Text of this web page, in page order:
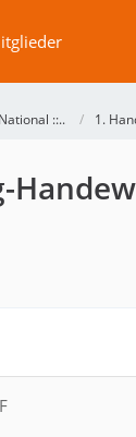
::.. 1.